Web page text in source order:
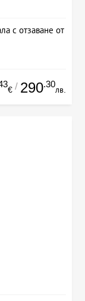
с отзаване от
€ / 290.30
лв.